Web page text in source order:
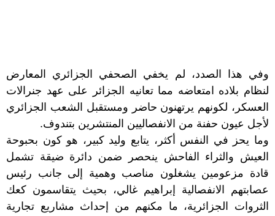
وفي هذا الصدد، لم يخفي الصحفي الجزائري المعارض
لنظام بلاده امتعاضه مما تعانيه الجزائر على عهد جنرالات
العسكر، لكونهم يرتهنون حاضر ومستقبل الشعب الجزائري
لأجل عيون حفنة من الانفصاليين المنتشرين بتندوف.
وما يحز في النفس أكثر، يتابع وليد كبير، هو كون بحبوحة
العيش والثراء الفاحش ينحصر ضمن دائرة ضيقة تشمل
قادة مزعومين يشغلون مناصب وهمية إلى جانب رئيس
عصابتهم الانفصالية إبراهيم غالي، بحيث يتقاسمون كعك
الثروات الجزائرية، ما مكنهم من إحداث مشاريع تجارية